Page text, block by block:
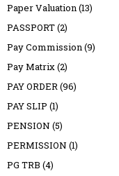
Paper Valuation(13)
PASSPORT(2)
Pay Commission(9)
Pay Matrix(2)
PAY ORDER(96)
PAY SLIP (1)
PENSION (5)
PERMISSION (1)
PG TRB (4)